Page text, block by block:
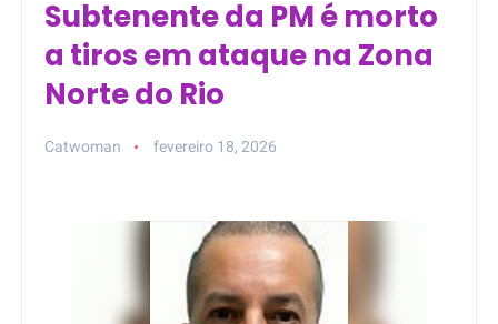
Subtenente da PM é morto
a tiros em ataque na Zona
Norte do Rio
Catwoman fevereiro 18, 2026